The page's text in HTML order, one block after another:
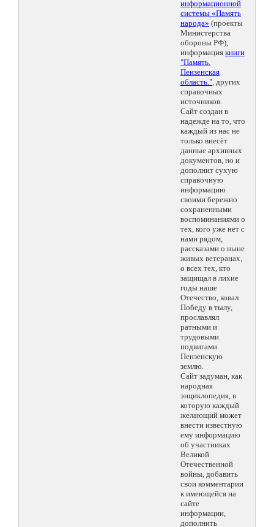
информационной
системы «Память
народа» (проекты
Министерства
обороны РФ),
информация книги
"Память.
Пензенская
область.", других
справочных
источников.
Сайт создан в
надежде на то, что
каждый из нас не
только внесёт
данные архивных
документов, но и
дополнит сухую
справочную
информацию
своими бережно
сохраненными
воспоминаниями о
тех, кого уже нет с
нами рядом,
рассказами о ныне
живых ветеранах,
о всех тех, кто
защищал в лихие
годы наше
Отечество, ковал
Победу в тылу,
прославлял
ратными и
трудовыми
подвигами
Пензенскую
землю.
Сайт задуман, как
народная
энциклопедия, в
которую каждый
желающий может
внести известную
ему информацию
об участниках
Великой
Отечественной
войны, добавить
свои комментарии
к имеющейся на
сайте
информации,
дополнить